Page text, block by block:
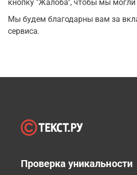
кнопку "Жалоба", чтобы мы могли
Мы будем благодарны вам за
сервиса.
Проверка уникальности